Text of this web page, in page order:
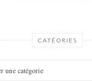
CATÉORIES
une catégorie